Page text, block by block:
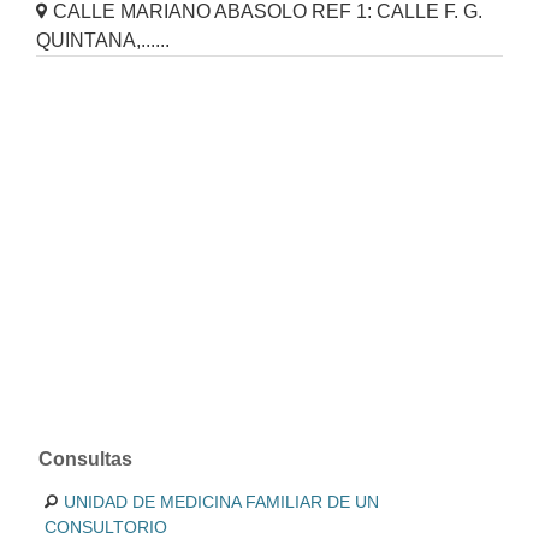
CALLE MARIANO ABASOLO REF 1: CALLE F. G.
QUINTANA,......
Consultas
UNIDAD DE MEDICINA FAMILIAR DE UN
CONSULTORIO